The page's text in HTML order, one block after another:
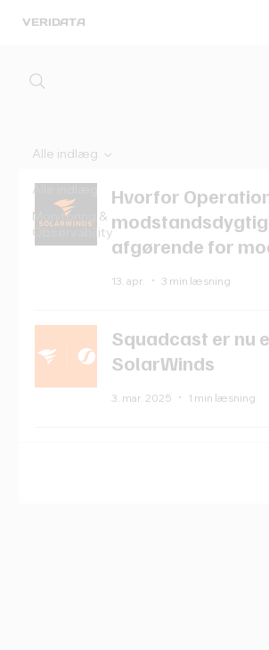
VERIDATA
Alle indlæg
Monitoring &
Observability
Alle indlæg
Hvorfor
afgørende for
13. apr. 3 min læsning
Squadcast er nu
SolarWinds
3. mar. 2025 1 min læsning